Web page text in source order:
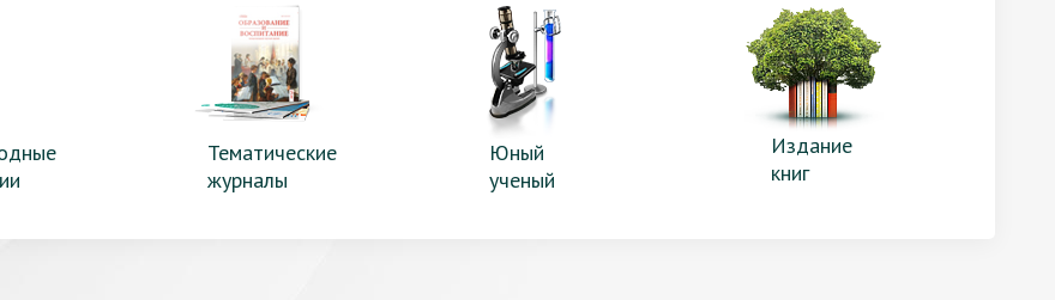
Тематические
журналы
Юный
ученый
Издание
книг